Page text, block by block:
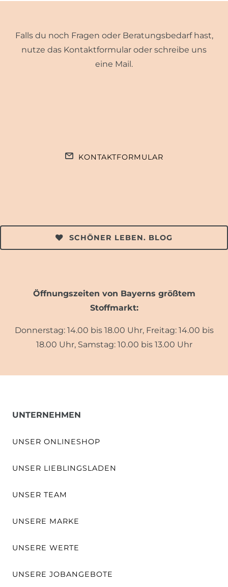
Falls du noch Fragen oder Beratungsbedarf hast,
nutze das Kontaktformular oder schreibe uns
eine Mail.
KONTAKTFORMULAR
SCHÖNER LEBEN. BLOG
Öffnungszeiten von Bayerns größtem
Stoffmarkt:
Donnerstag: 14.00 bis 18.00 Uhr, Freitag: 14.00 bis
18.00 Uhr, Samstag: 10.00 bis 13.00 Uhr
UNTERNEHMEN
UNSER ONLINESHOP
UNSER LIEBLINGSLADEN
UNSER TEAM
UNSERE MARKE
UNSERE WERTE
UNSERE JOBANGEBOTE